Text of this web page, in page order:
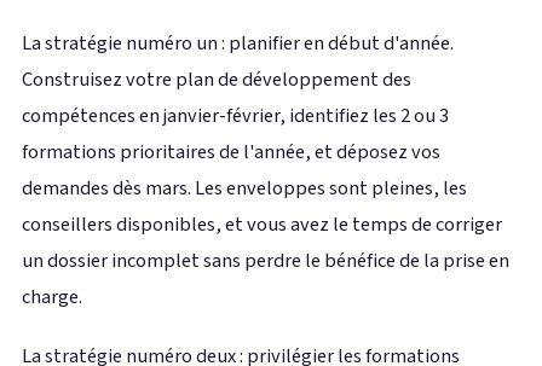
La stratégie numéro un : planifier en début d'année.
Construisez votre plan de développement des
compétences en janvier-février, identifiez les 2 ou 3
formations prioritaires de l'année, et déposez vos
demandes dès mars. Les enveloppes sont pleines, les
conseillers disponibles, et vous avez le temps de corriger
un dossier incomplet sans perdre le bénéfice de la prise en
charge.
La stratégie numéro deux : privilégier les formations